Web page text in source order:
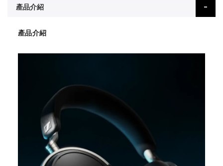
產品介紹
產品介紹